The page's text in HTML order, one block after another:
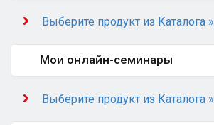
Выберите продукт из Каталога »
Мои онлайн-семинары
Выберите продукт из Каталога »